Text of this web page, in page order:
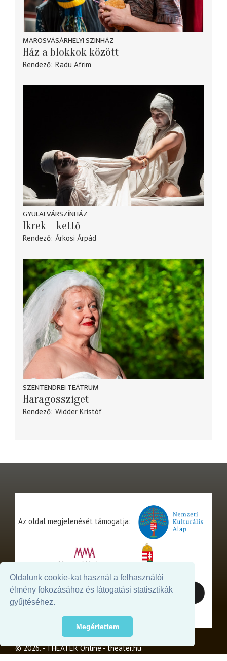
Oldalunk cookie-kat használ a felhasználói
élmény fokozásához és látogatási statisztikák
gyűjtéséhez.
Megértettem
MAROSVÁSÁRHELYI SZINHÁZ
Ház a blokkok között
Rendező Radu Afrim
GYULAI VÁRSZÍNHÁZ
Ikrek – kettő
Rendező Árkosi Árpád
SZENTENDREI TEÁTRUM
Haragossziget
Rendező Widder Kristóf
Az oldal megjelenését támogatja:
© 2026. - THEATER Online -theater.hu